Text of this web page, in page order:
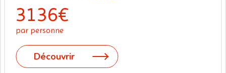
3136€
par personne
Découvrir